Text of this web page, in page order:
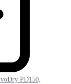
PD150,